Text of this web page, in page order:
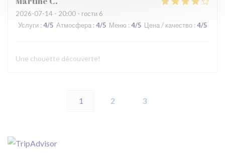
2026-07-14 - 20:00 - гости 6
Услуги : 4/5 Атмосфера : 4/5 Меню : 4/5 Цена / качество : 4/5
Une chouette découverte!
1 2 3